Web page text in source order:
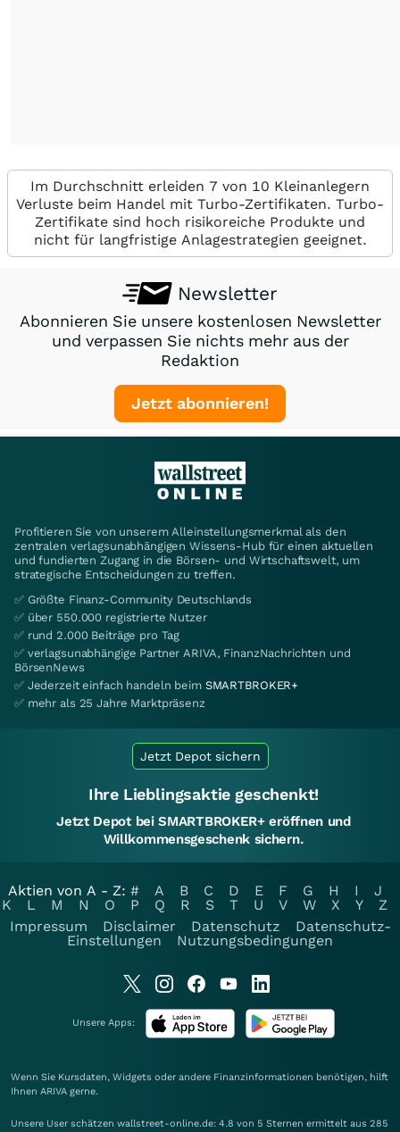
Im Durchschnitt erleiden 7 von 10 Kleinanlegern
Verluste beim Handel mit Turbo-Zertifikaten. Turbo-
Zertifikate sind hoch risikoreiche Produkte und
nicht für langfristige Anlagestrategien geeignet.
Newsletter
Abonnieren Sie unsere kostenlosen Newsletter
und verpassen Sie nichts mehr aus der
Redaktion
Jetzt abonnieren!
Profitieren Sie von unserem Alleinstellungsmerkmal als den
zentralen verlagsunabhängigen Wissens-Hub für einen aktuellen
und fundierten Zugang in die Börsen- und Wirtschaftswelt, um
strategische Entscheidungen zu treffen.
✅ Größte Finanz-Community Deutschlands
✅ über 550.000 registrierte Nutzer
✅ rund 2.000 Beiträge pro Tag
✅ verlagsunabhängige Partner ARIVA, FinanzNachrichten und
BörsenNews
✅ Jederzeit einfach handeln beim SMARTBROKER+
✅ mehr als 25 Jahre Marktpräsenz
Jetzt Depot sichern
Ihre Lieblingsaktie geschenkt!
Jetzt Depot bei SMARTBROKER+ eröffnen und
Willkommensgeschenk sichern.
Aktien von A - Z: # A B C D E F G H I
J
K
L M N O P Q R S T U V W X Y
Z
Impressum
Disclaimer Datenschutz
Datenschutz-
Einstellungen
Nutzungsbedingungen
Unsere Apps:
Wenn Sie Kursdaten, Widgets oder andere Finanzinformationen benötigen, hilft
Ihnen ARIVA gerne.
Unsere User schätzen wallstreet-online.de: 4.8 von 5 Sternen ermittelt aus 285